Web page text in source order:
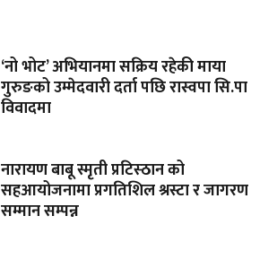
‘नो भोट’ अभियानमा सक्रिय रहेकी माया
गुरुङको उम्मेदवारी दर्ता पछि रास्वपा सि.पा
विवादमा
नारायण बाबू स्मृती प्रटिस्ठान को
सहआयोजनामा प्रगतिशिल श्रस्टा र जागरण
सम्मान सम्पन्न